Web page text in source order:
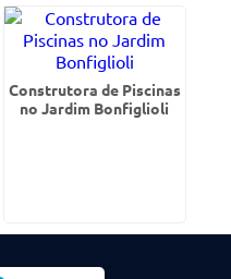
Construtora de Piscinas
no Jardim Bonfiglioli